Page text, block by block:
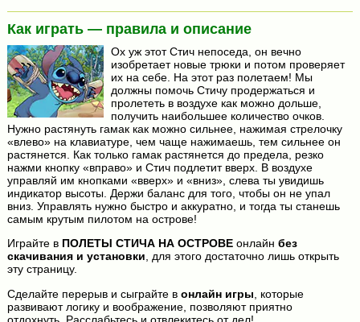
Как играть — правила и описание
Ох уж этот Стич непоседа, он вечно
изобретает новые трюки и потом проверяет
их на себе. На этот раз полетаем! Мы
должны помочь Стичу продержаться и
пролететь в воздухе как можно дольше,
получить наибольшее количество очков.
Нужно растянуть гамак как можно сильнее, нажимая стрелочку
«влево» на клавиатуре, чем чаще нажимаешь, тем сильнее он
растянется. Как только гамак растянется до предела, резко
нажми кнопку «вправо» и Стич подлетит вверх. В воздухе
управляй им кнопками «вверх» и «вниз», слева ты увидишь
индикатор высоты. Держи баланс для того, чтобы он не упал
вниз. Управлять нужно быстро и аккуратно, и тогда ты станешь
самым крутым пилотом на острове!
Играйте в ПОЛЕТЫ СТИЧА НА ОСТРОВЕонлайн без
скачивания и установки, для этого достаточно лишь открыть
эту страницу.
Сделайте перерыв и сыграйте в онлайн игры , которые
развивают логику и воображение, позволяют приятно
отдохнуть. Расслабьтесь и отвлекитесь от дел!